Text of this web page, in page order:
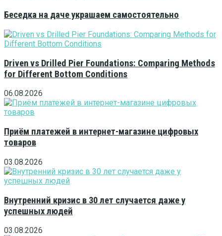
Беседка на даче украшаем самостоятельно
Driven vs Drilled Pier Foundations: Comparing Methods
for Different Bottom Conditions
06.08.2026
Приём платежей в интернет-магазине цифровых
товаров
03.08.2026
Внутренний кризис в 30 лет случается даже у
успешных людей
03.08.2026